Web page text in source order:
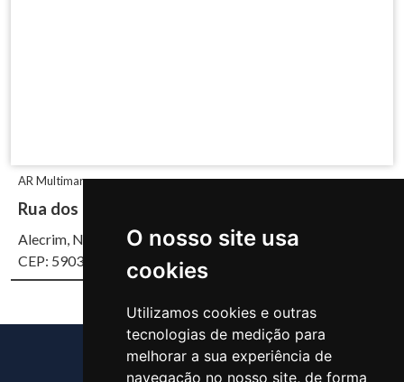
O nosso site usa
cookies
Utilizamos cookies e outras
tecnologias de medição para
melhorar a sua experiência de
navegação no nosso site, de forma
AR Multimarcas
Rua dos Caicós, 1660
Alecrim, Natal/RN
CEP: 59037-700